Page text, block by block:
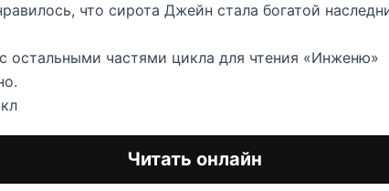
что сирота Джейн стала богатой
остальными частями цикла для чтения «Инженю»
Читать онлайн